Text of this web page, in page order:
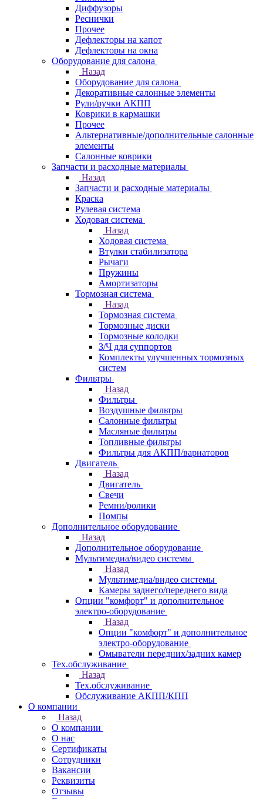
Диффузоры
Реснички
Прочее
Дефлекторы на капот
Дефлекторы на окна
Оборудование для салона
Назад
Оборудование для салона
Декоративные салонные элементы
Рули/ручки АКПП
Коврики в кармашки
Прочее
Альтернативные/дополнительные салонные
элементы
Салонные коврики
Запчасти и расходные материалы
Назад
Запчасти и расходные материалы
Краска
Рулевая система
Ходовая система
Назад
Ходовая система
Втулки стабилизатора
Рычаги
Пружины
Амортизаторы
Тормозная система
Назад
Тормозная система
Тормозные диски
Тормозные колодки
З/Ч для суппортов
Комплекты улучшенных тормозных
систем
Фильтры
Назад
Фильтры
Воздушные фильтры
Салонные фильтры
Масляные фильтры
Топливные фильтры
Фильтры для АКПП/вариаторов
Двигатель
Назад
Двигатель
Свечи
Ремни/ролики
Помпы
Дополнительное оборудование
Назад
Дополнительное оборудование
Мультимедиа/видео системы
Назад
Мультимедиа/видео системы
Камеры заднего/переднего вида
Опции "комфорт" и дополнительное
электро-оборудование
Назад
Опции "комфорт" и дополнительное
электро-оборудование
Омыватели передних/задних камер
Тех.обслуживание
Назад
Тех.обслуживание
Обслуживание АКПП/КПП
О компании
Назад
О компании
О нас
Сертификаты
Сотрудники
Вакансии
Реквизиты
Отзывы